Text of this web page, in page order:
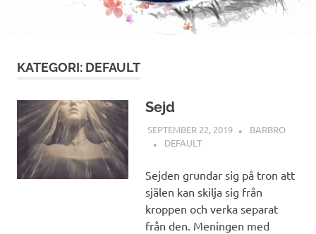
KATEGORI: DEFAULT
Sejd
SEPTEMBER 22, 2019
BARBRO
DEFAULT
Sejden grundar sig på tron att
själen kan skilja sig från
kroppen och verka separat
från den. Meningen med